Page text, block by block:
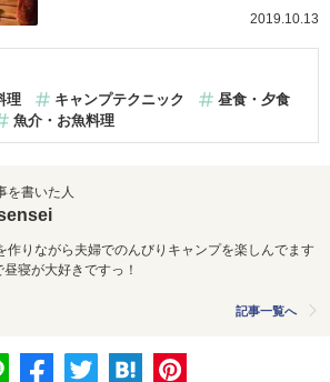
2019.10.13
理 キャンプテクニック
昼食・夕食
魚介・お魚料理
を書いた人
作りながら夫婦でのんびりキャンプを楽しんでます
昼寝が大好きですっ！
記事一覧へ